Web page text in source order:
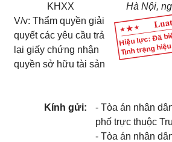
Hiệu lực: Đã
Tình trạng
KHXX
V/v: Thẩm quyền giải
quyết các yêu cầu trả
lại giấy chứng nhận
quyền sở hữu tài sản
Hà Nội,
Kính gửi:
- Tòa án nhân
phố trực thuộc
- Tòa án nhân